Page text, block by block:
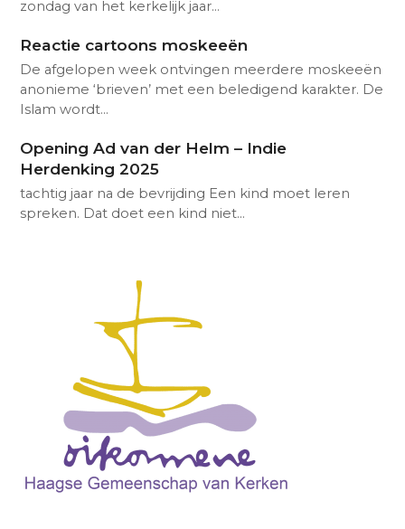
zondag van het kerkelijk jaar…
Reactie cartoons moskeeën
De afgelopen week ontvingen meerdere moskeeën
anonieme ‘brieven’ met een beledigend karakter. De
Islam wordt…
Opening Ad van der Helm – Indie
Herdenking 2025
tachtig jaar na de bevrijding Een kind moet leren
spreken. Dat doet een kind niet…